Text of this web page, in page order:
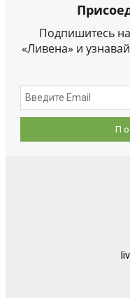
Подпишитесь
«Ливена» и